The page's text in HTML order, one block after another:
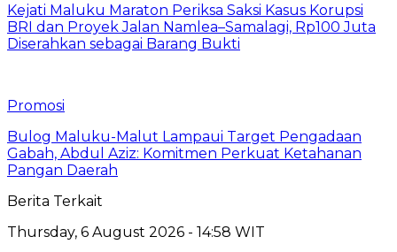
Kejati Maluku Maraton Periksa Saksi Kasus Korupsi
BRI dan Proyek Jalan Namlea–Samalagi, Rp100 Juta
Diserahkan sebagai Barang Bukti
Promosi
Bulog Maluku-Malut Lampaui Target Pengadaan
Gabah, Abdul Aziz: Komitmen Perkuat Ketahanan
Pangan Daerah
Berita Terkait
Thursday, 6 August 2026 - 14:58 WIT